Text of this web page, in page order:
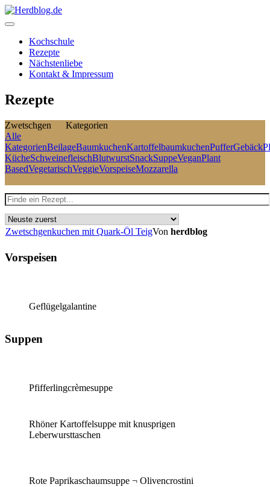
Skip
to
Herdblog.de
Kochschule
Rezepte
Nächstenliebe
Kontakt & Impressum
Rezepte
Zwetschgen
Kategorien
Alle
KategorienBeilageBaumkuchenKartoffelbaumkuchenPufferGebäck
KücheSchweinefleischBlutwurstSnackSuppeVeganPlant
BasedVegetarischVeggieVorspeiseMozzarella
Zwetschgenkuchen mit Quark-Öl TeigVon herdblog
Vorspeisen
Geflügelgalantine
Suppen
Pfifferlingcrèmesuppe
Rhöner Kartoffelsuppe mit knusprigen
Leberwursttaschen
Rote Paprikaschaumsuppe ¬ Olivencrostini